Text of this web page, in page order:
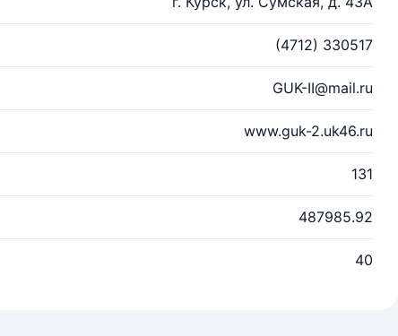
(4712) 330517
GUK-II@mail.ru
www.guk-2.uk46.ru
131
487985.92
40